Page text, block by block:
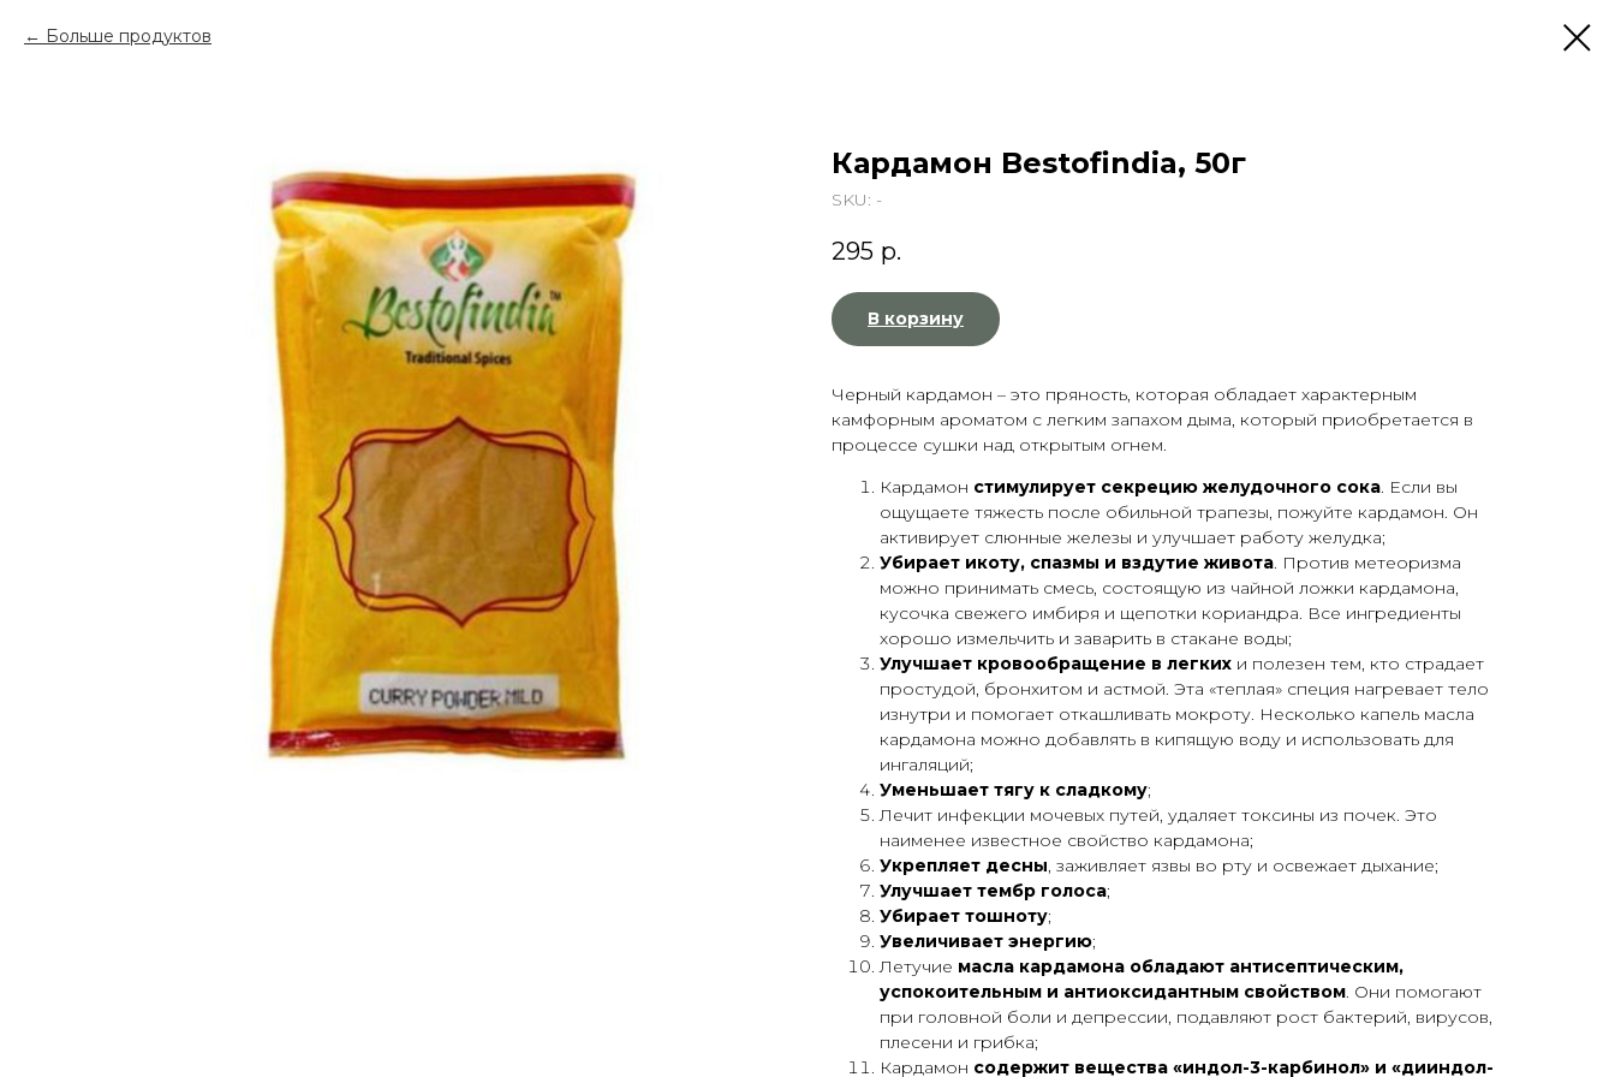
Больше продуктов
Кардамон Bestofindia, 50г
SKU: -
295 р.
В корзину
Черный кардамон – это пряность, которая обладает характерным
камфорным ароматом с легким запахом дыма, который приобретается в
процессе сушки над открытым огнем.
Кардамон стимулирует секрецию желудочного сока. Если вы
ощущаете тяжесть после обильной трапезы, пожуйте кардамон. Он
активирует слюнные железы и улучшает работу желудка;
Убирает икоту, спазмы и вздутие живота. Против метеоризма
можно принимать смесь, состоящую из чайной ложки кардамона,
кусочка свежего имбиря и щепотки кориандра. Все ингредиенты
хорошо измельчить и заварить в стакане воды;
Улучшает кровообращение в легких и полезен тем, кто страдает
простудой, бронхитом и астмой. Эта «теплая» специя нагревает тело
изнутри и помогает откашливать мокроту. Несколько капель масла
кардамона можно добавлять в кипящую воду и использовать для
ингаляций;
Уменьшает тягу к сладкому;
Лечит инфекции мочевых путей, удаляет токсины из почек. Это
наименее известное свойство кардамона;
Укрепляет десны, заживляет язвы во рту и освежает дыхание;
Улучшает тембр голоса;
Убирает тошноту;
Увеличивает энергию;
Летучие масла кардамона обладают антисептическим,
успокоительным и антиоксидантным свойством. Они помогают
при головной боли и депрессии, подавляют рост бактерий, вирусов,
плесени и грибка;
Кардамон содержит вещества «индол-3-карбинол» и «дииндол-